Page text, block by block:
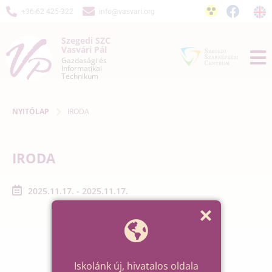
+36-62 425-322 info@vasvari.org
Szegedi SZC
Vasvári Pál
Gazdasági és
Informatikai
Technikum
NYITÓLAP IRODA
IRODA
2025.11.17. - 2025.11.17.
Iskolánk új, hivatalos oldala